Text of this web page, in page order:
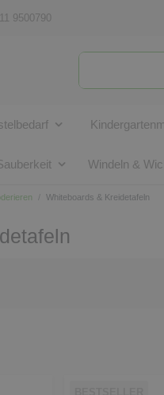
9500790
Windeln &
Whiteboards & Kreidetafeln